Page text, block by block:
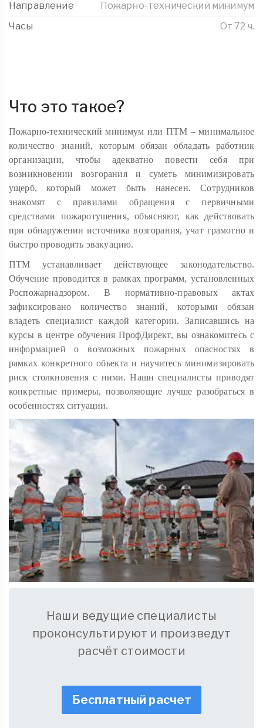
Направление
Пожарно-технический минимум
Часы
От 72 ч.
Что это такое?
Пожарно-технический минимум или ПТМ – минимальное
количество знаний, которым обязан обладать работник
организации, чтобы адекватно повести себя при
возникновении возгорания и суметь минимизировать
ущерб, который может быть нанесен. Сотрудников
знакомят с правилами обращения с первичными
средствами пожаротушения, объясняют, как действовать
при обнаружении источника возгорания, учат грамотно и
быстро проводить эвакуацию.
ПТМ устанавливает действующее законодательство.
Обучение проводится в рамках программ, установленных
Роспожарнадзором. В нормативно-правовых актах
зафиксировано количество знаний, которыми обязан
владеть специалист каждой категории. Записавшись на
курсы в центре обучения ПрофДирект, вы ознакомитесь с
информацией о возможных пожарных опасностях в
рамках конкретного объекта и научитесь минимизировать
риск столкновения с ними. Наши специалисты приводят
конкретные примеры, позволяющие лучше разобраться в
особенностях ситуации.
Наши ведущие специалисты
проконсультируют и произведут
расчёт стоимости
Бесплатный расчет